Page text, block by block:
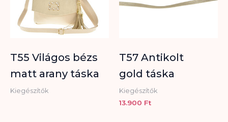
T55 Világos bézs
matt arany táska
Kiegészítők
T57 Antikolt
gold táska
Kiegészítők
13.900 Ft